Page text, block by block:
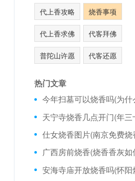
代上香攻略 烧香事项
代上香求佛 代客拜佛
普陀山许愿 代客还愿
热门文章
仕女烧香图片(南京免费烧
广西房前烧香(烧香香灰如